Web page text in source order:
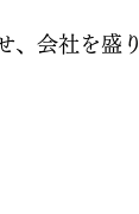
、会社を盛り